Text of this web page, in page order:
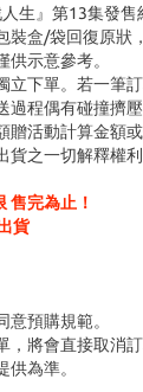
生』第13集發
盒/袋回復原狀
示意參考。
下單。若一筆
程偶有碰撞擠
活動計算金額
之一切解釋權利
售完為止！
貨
預購規範。
將會直接取消訂
為準。